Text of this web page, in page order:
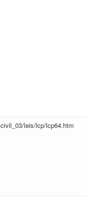
leis/lcp/lcp64.htm